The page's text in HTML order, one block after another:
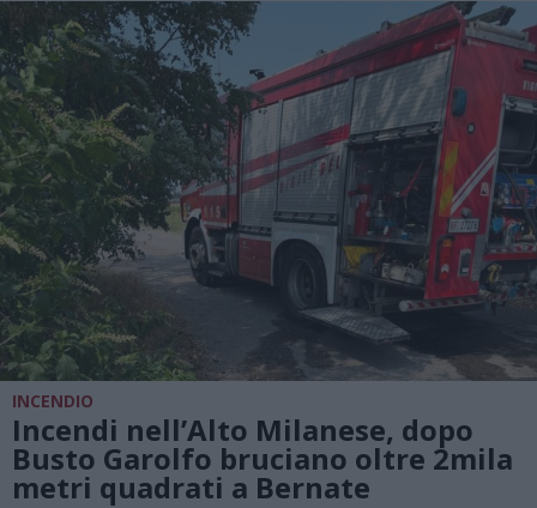
INCENDIO
Incendi nell’Alto Milanese, dopo
Busto Garolfo bruciano oltre 2mila
metri quadrati a Bernate